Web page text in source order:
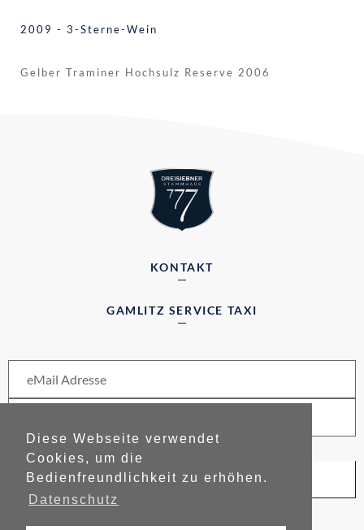
Diese Webseite verwendet
Cookies, um die
Bedienfreundlichkeit zu erhöhen.
Datenschutz
2009 - 3-Sterne-Wein
Gelber Traminer Hochsulz Reserve 2006
KONTAKT
GAMLITZ SERVICE TAXI
Newsletter abonnieren